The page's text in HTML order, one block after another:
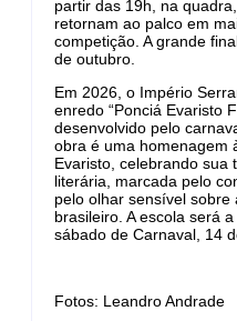
partir das 19h, na
retornam ao palco em
competição. A grande
de outubro.
Em 2026, o Império
enredo “Ponciá Evaristo
desenvolvido pelo
obra é uma homenagem
Evaristo, celebrando sua
literária, marcada pelo
pelo olhar sensível sobre
brasileiro. A escola será
sábado de Carnaval, 14
Fotos: Leandro Andrade